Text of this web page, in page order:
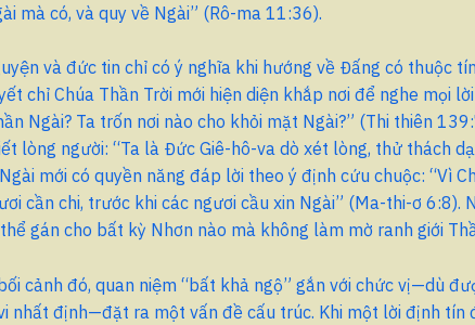
mà có, và quy về Ngài” (Rô-ma 11:36).
và đức tin chỉ có ý nghĩa khi hướng về Đấng có thuộc
chỉ Chúa Thần Trời mới hiện diện khắp nơi để nghe mọi
Ngài? Ta trốn nơi nào cho khỏi mặt Ngài?” (Thi thiên
lòng người: “Ta là Đức Giê-hô-va dò xét lòng, thử thách
mới có quyền năng đáp lời theo ý định cứu chuộc: “Vì
cần chi, trước khi các ngươi cầu xin Ngài” (Ma-thi-ơ 6:8).
gán cho bất kỳ Nhơn nào mà không làm mờ ranh giới
cảnh đó, quan niệm “bất khả ngộ” gắn với chức vị—dù
nhất định—đặt ra một vấn đề cấu trúc. Khi một lời định tín